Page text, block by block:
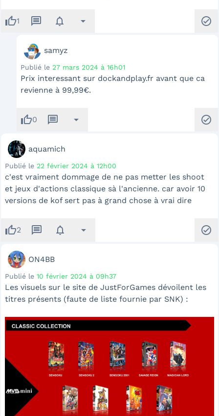
thumb_up1 message notifications arrow_drop_down check_circle
samyz
Publié le 27 mars 2024 à 16h01
Prix interessant sur dockandplay.fr avant que ca
revienne à 99,99€.
thumb_up0 message arrow_drop_down check_circle
aquamich
Publié le 22 février 2024 à 12h00
c'est vraiment dommage de ne pas metter les shoot
et jeux d'actions classique sà l'ancienne. car avoir 10
versions de kof sert pas à grand chose à vrai dire
thumb_up2 message notifications arrow_drop_down check_circle
ON4BB
Publié le 10 février 2024 à 09h37
Les visuels sur le site de JustForGames dévoilent les
titres présents (faute de liste fournie par SNK) :